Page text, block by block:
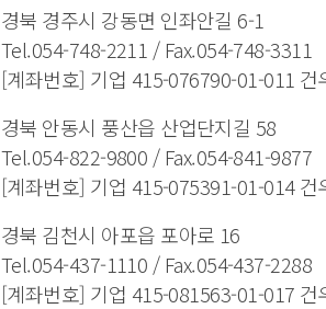
경북 경주시 강동면 인좌안길 6-1
Tel.054-748-2211 / Fax.054-748-3311
[계좌번호] 기업 415-076790-01-011 건
경북 안동시 풍산읍 산업단지길 58
Tel.054-822-9800 / Fax.054-841-9877
[계좌번호] 기업 415-075391-01-014 건
경북 김천시 아포읍 포아로 16
Tel.054-437-1110 / Fax.054-437-2288
[계좌번호] 기업 415-081563-01-017 건